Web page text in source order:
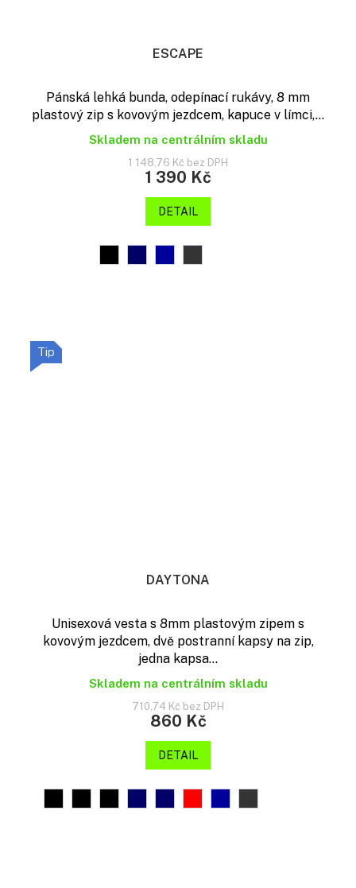
ESCAPE
Pánská lehká bunda, odepínací rukávy, 8 mm
plastový zip s kovovým jezdcem, kapuce v límci,...
Skladem na centrálním skladu
1 148,76 Kč bez DPH
1 390 Kč
DETAIL
Tip
DAYTONA
Unisexová vesta s 8mm plastovým zipem s
kovovým jezdcem, dvě postranní kapsy na zip,
jedna kapsa...
Skladem na centrálním skladu
710,74 Kč bez DPH
860 Kč
DETAIL